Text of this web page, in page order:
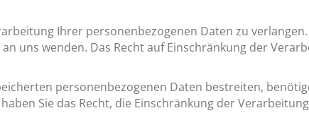
Ihrer personenbezogenen Daten zu
uns wenden. Das Recht auf Einschränkung der
personenbezogenen Daten bestreiten,
Sie das Recht, die Einschränkung der